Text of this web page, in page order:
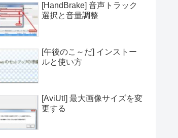
[HandBrake] 音声トラック
選択と音量調整
[午後のこ～だ] インストー
ルと使い方
[AviUtl] 最大画像サイズを変
更する